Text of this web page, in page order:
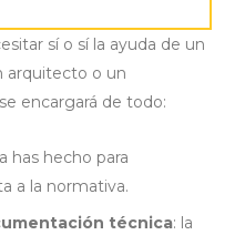
sí o sí la ayuda de un
arquitecto o un
encargará de todo:
has hecho para
a la normativa.
técnica: la